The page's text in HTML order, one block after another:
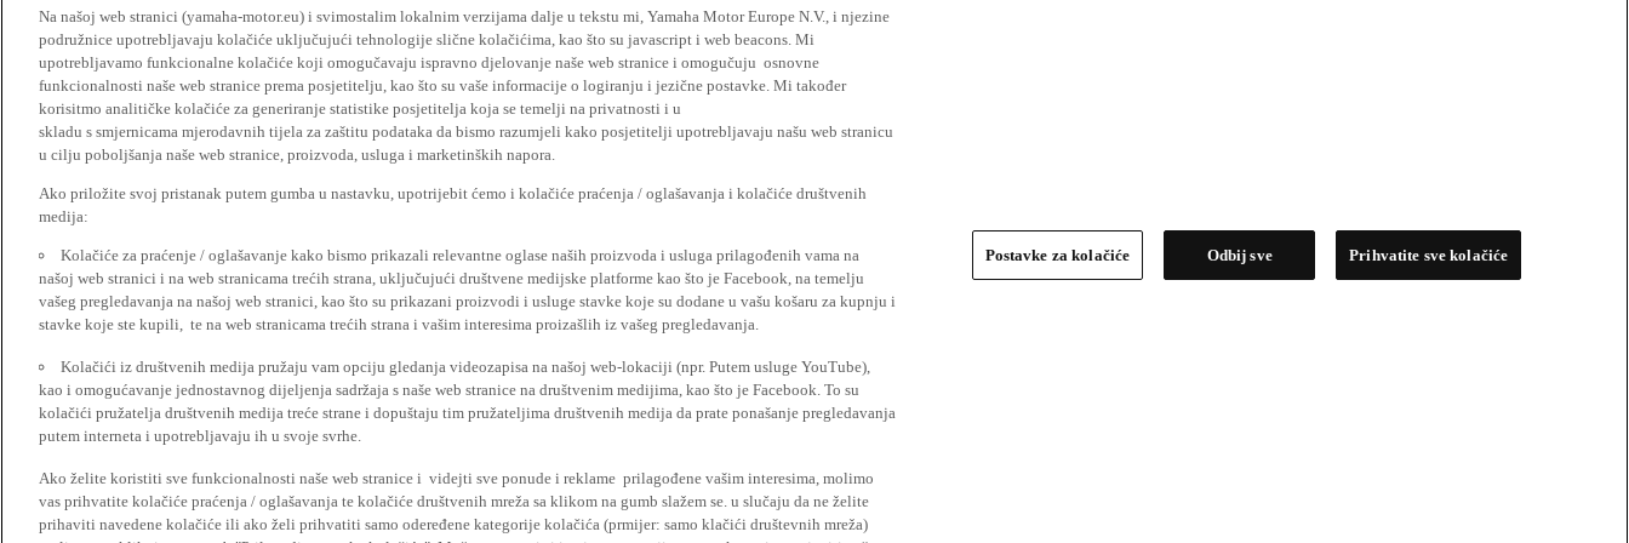
Na našoj web stranici (yamaha-motor.eu) i svimostalim lokalnim verzijama dalje u tekstu mi, Yamaha Motor Europe N.V., i njezine
podružnice upotrebljavaju kolačiće uključujući tehnologije slične kolačićima, kao što su javascript i web beacons. Mi
upotrebljavamo funkcionalne kolačiće koji omogučavaju ispravno djelovanje naše web stranice i omogučuju osnovne
funkcionalnosti naše web stranice prema posjetitelju, kao što su vaše informacije o logiranju i jezične postavke. Mi također
korisitmo analitičke kolačiće za generiranje statistike posjetitelja koja se temelji na privatnosti i u
skladu s smjernicama mjerodavnih tijela za zaštitu podataka da bismo razumjeli kako posjetitelji upotrebljavaju našu web stranicu
u cilju poboljšanja naše web stranice, proizvoda, usluga i marketinških napora.
Ako priložite svoj pristanak putem gumba u nastavku, upotrijebit ćemo i kolačiće praćenja / oglašavanja i kolačiće društvenih
medija:
Kolačiće za praćenje / oglašavanje kako bismo prikazali relevantne oglase naših proizvoda i usluga prilagođenih vama na
našoj web stranici i na web stranicama trećih strana, uključujući društvene medijske platforme kao što je Facebook, na temelju
vašeg pregledavanja na našoj web stranici, kao što su prikazani proizvodi i usluge stavke koje su dodane u vašu košaru za kupnju i
stavke koje ste kupili, te na web stranicama trećih strana i vašim interesima proizašlih iz vašeg pregledavanja.
Kolačići iz društvenih medija pružaju vam opciju gledanja videozapisa na našoj web-lokaciji (npr. Putem usluge YouTube),
kao i omogućavanje jednostavnog dijeljenja sadržaja s naše web stranice na društvenim medijima, kao što je Facebook. To su
kolačići pružatelja društvenih medija treće strane i dopuštaju tim pružateljima društvenih medija da prate ponašanje pregledavanja
putem interneta i upotrebljavaju ih u svoje svrhe.
Ako želite koristiti sve funkcionalnosti naše web stranice i videjti sve ponude i reklame prilagođene vašim interesima, molimo
vas prihvatite kolačiće praćenja / oglašavanja te kolačiće društvenih mreža sa klikom na gumb slažem se. u slučaju da ne želite
prihaviti navedene kolačiće ili ako želi prihvatiti samo odeređene kategorije kolačića (prmijer: samo klačići društevnih mreža)
Postavke za kolačiće Odbij sve Prihvatite sve kolačiće